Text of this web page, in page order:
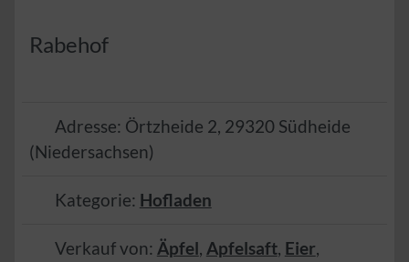
Rabehof
Adresse: Örtzheide 2, 29320 Südheide
(Niedersachsen)
Kategorie: Hofladen
Verkauf von: Äpfel, Apfelsaft, Eier,